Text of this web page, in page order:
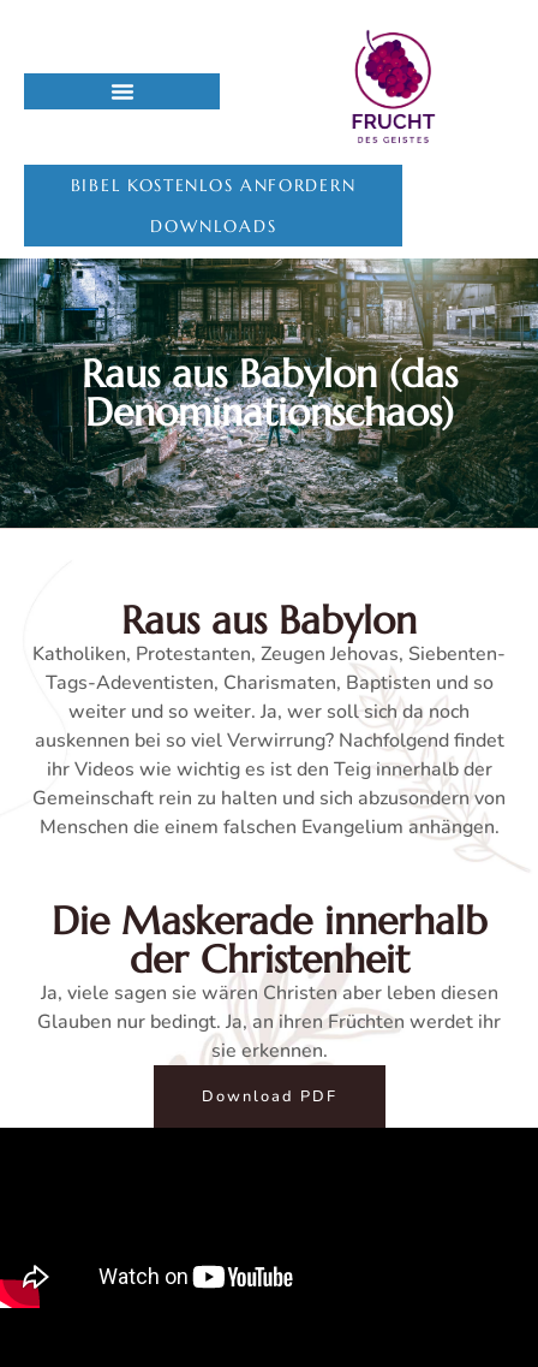
BIBEL KOSTENLOS ANFORDERN
DOWNLOADS
Raus aus Babylon (das
Denominationschaos)
Raus aus Babylon
Katholiken, Protestanten, Zeugen Jehovas, Siebenten-
Tags-Adeventisten, Charismaten, Baptisten und so
weiter und so weiter. Ja, wer soll sich da noch
auskennen bei so viel Verwirrung? Nachfolgend findet
ihr Videos wie wichtig es ist den Teig innerhalb der
Gemeinschaft rein zu halten und sich abzusondern von
Menschen die einem falschen Evangelium anhängen.
Die Maskerade innerhalb
der Christenheit
Ja, viele sagen sie wären Christen aber leben diesen
Glauben nur bedingt. Ja, an ihren Früchten werdet ihr
sie erkennen.
Download PDF